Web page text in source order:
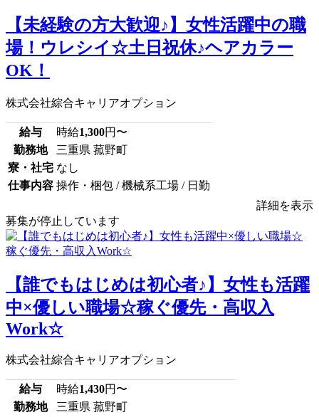
【未経験の方大歓迎♪】女性活躍中の職
場！ウレシイ☆土日祝休♪ヘアカラー
OK！
株式会社綜合キャリアオプション
給与 時給1,300円〜
勤務地
三重県 菰野町
寮・社宅 なし
仕事内容 操作・梱包 / 機械系工場 / 日勤
詳細を表示
募集が停止しています
【誰でもはじめは初心者♪】女性も活躍
中×優しい職場☆稼ぐ優先・高収入
Work☆
株式会社綜合キャリアオプション
給与 時給1,430円〜
勤務地
三重県 菰野町